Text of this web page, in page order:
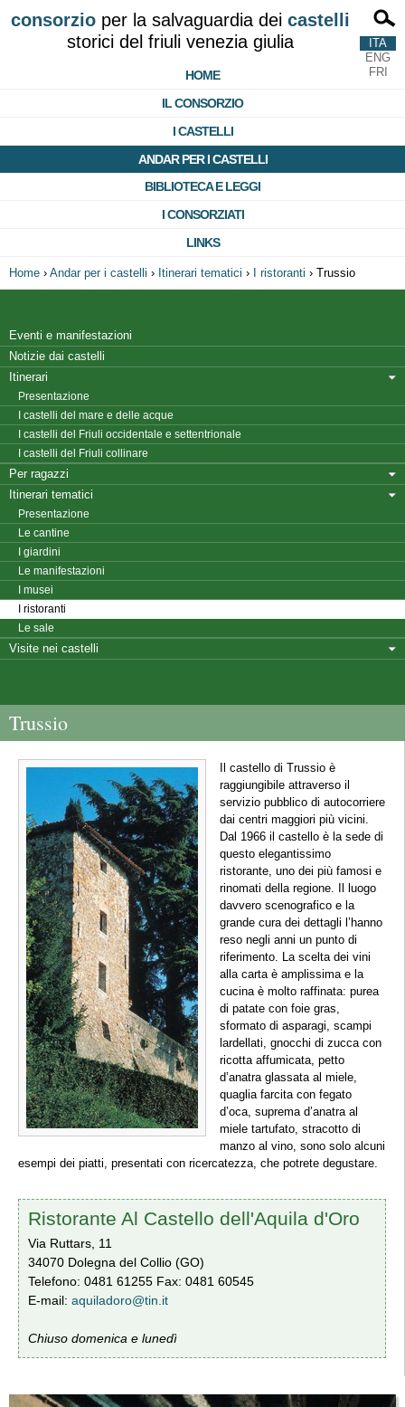
consorzioper la salvaguardia dei castelli
storici del friuli venezia giulia
HOME
IL CONSORZIO
I CASTELLI
ANDAR PER I CASTELLI
BIBLIOTECA E LEGGI
I CONSORZIATI
LINKS
ITA
ENG
FRI
Home › Andar per i castelli › Itinerari tematici › I ristoranti › Trussio
Eventi e manifestazioni
Notizie dai castelli
Itinerari
Presentazione
I castelli del mare e delle acque
I castelli del Friuli occidentale e settentrionale
I castelli del Friuli collinare
Per ragazzi
Itinerari tematici
Presentazione
Le cantine
I giardini
Le manifestazioni
I musei
I ristoranti
Le sale
Visite nei castelli
Trussio
Il castello di Trussio è
raggiungibile attraverso il
servizio pubblico di autocorriere
dai centri maggiori più vicini.
Dal 1966 il castello è la sede di
questo elegantissimo
ristorante, uno dei più famosi e
rinomati della regione. Il luogo
davvero scenografico e la
grande cura dei dettagli l’hanno
reso negli anni un punto di
riferimento. La scelta dei vini
alla carta è amplissima e la
cucina è molto raffinata: purea
di patate con foie gras,
sformato di asparagi, scampi
lardellati, gnocchi di zucca con
ricotta affumicata, petto
d’anatra glassata al miele,
quaglia farcita con fegato
d’oca, suprema d’anatra al
miele tartufato, stracotto di
manzo al vino, sono solo alcuni
esempi dei piatti, presentati con ricercatezza, che potrete degustare.
Ristorante Al Castello dell'Aquila d'Oro
Via Ruttars, 11
34070 Dolegna del Collio (GO)
Telefono: 0481 61255 Fax: 0481 60545
E-mail: aquiladoro@tin.it
Chiuso domenica e lunedì